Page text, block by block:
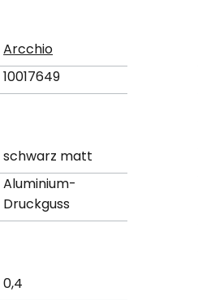
Arcchio
10017649
schwarz matt
Aluminium-
Druckguss
0,4